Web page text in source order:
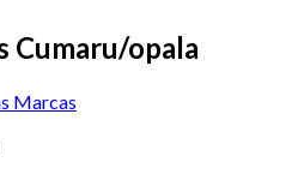
Cumaru/opala
Marcas